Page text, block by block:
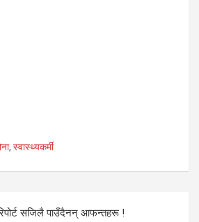
, स्वास्थ्यकर्मी
सजिलै पाउँदैनन् आफन्तहरू !